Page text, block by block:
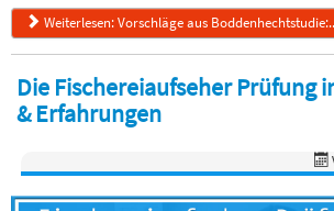
Weiterlesen: Vorschläge aus
Die Fischereiaufseher Prüfung
& Erfahrungen